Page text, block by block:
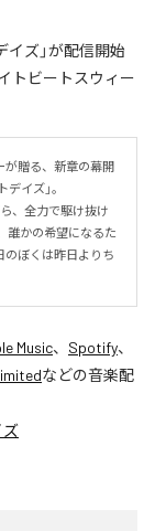
イズ」が配信開始
トビートスウィー
が贈る、新章の幕開
イズ」。
、全力で駆け抜け
誰かの希望になるた
のぼくは昨日よりち
Music、 Spotify、
などの音楽配
ズ